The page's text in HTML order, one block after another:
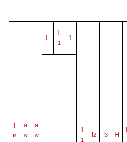
Т
и
а
w
a
w
L
L
1
1
1
1
l2 l3 Н